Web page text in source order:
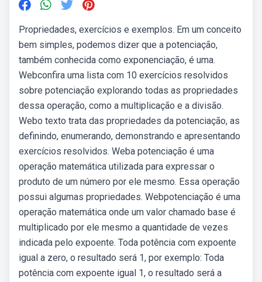
Propriedades, exercícios e exemplos. Em um conceito
bem simples, podemos dizer que a potenciação,
também conhecida como exponenciação, é uma.
Webconfira uma lista com 10 exercícios resolvidos
sobre potenciação explorando todas as propriedades
dessa operação, como a multiplicação e a divisão.
Webo texto trata das propriedades da potenciação, as
definindo, enumerando, demonstrando e apresentando
exercícios resolvidos. Weba potenciação é uma
operação matemática utilizada para expressar o
produto de um número por ele mesmo. Essa operação
possui algumas propriedades. Webpotenciação é uma
operação matemática onde um valor chamado base é
multiplicado por ele mesmo a quantidade de vezes
indicada pelo expoente. Toda potência com expoente
igual a zero, o resultado será 1, por exemplo: Toda
potência com expoente igual 1, o resultado será a